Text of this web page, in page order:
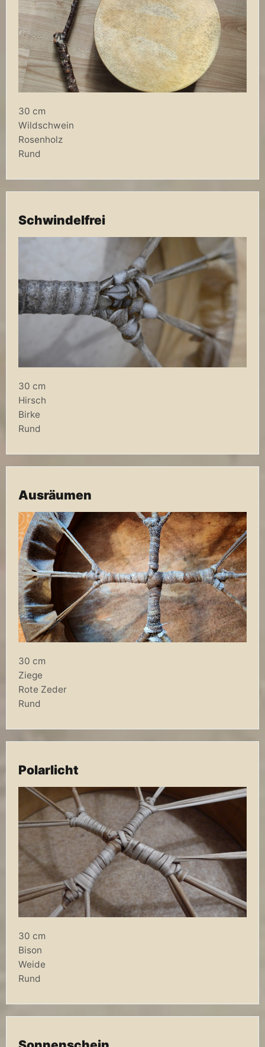
30 cm
Wildschwein
Rosenholz
Rund
Schwindelfrei
30 cm
Hirsch
Birke
Rund
Ausräumen
30 cm
Ziege
Rote Zeder
Rund
Polarlicht
30 cm
Bison
Weide
Rund